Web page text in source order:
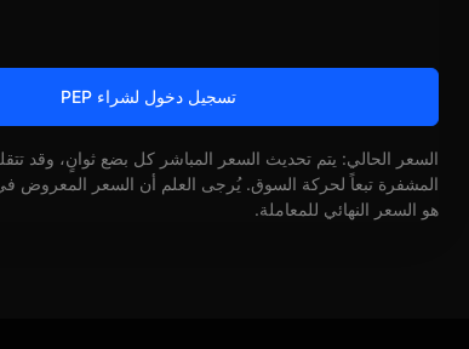
تسجيل دخول لشراء PEP
السعر الحالي: يتم تحديث السعر المباشر كل بضع ثوانٍ، وقد
المشفرة تبعاً لحركة السوق. يُرجى العلم أن السعر المعروض
هو السعر النهائي للمعاملة.